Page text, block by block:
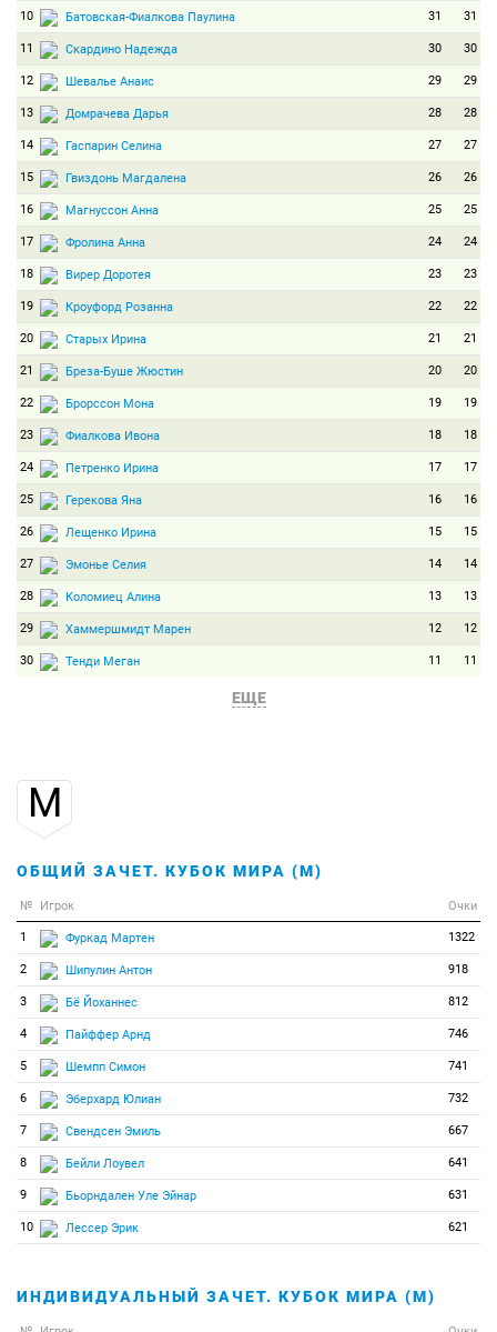
10 Батовская-Фиалкова Паулина 31 31
11 Скардино Надежда 30 30
12 Шевалье Анаис 29 29
13 Домрачева Дарья 28 28
14 Гаспарин Селина 27 27
15 Гвиздонь Магдалена 26 26
16 Магнуссон Анна 25 25
17 Фролина Анна 24 24
18 Вирер Доротея 23 23
19 Кроуфорд Розанна 22 22
20 Старых Ирина 21 21
21 Бреза-Буше Жюстин 20 20
22 Брорссон Мона 19 19
23 Фиалкова Ивона 18 18
24 Петренко Ирина 17 17
25 Герекова Яна 16 16
26 Лещенко Ирина 15 15
27 Эмонье Селия 14 14
28 Коломиец Алина 13 13
29 Хаммершмидт Марен 12 12
30 Тенди Меган 11 11
34
35 Татидзаки Фуюко
38 Меркушина Анастасия 3 3
39 Пускарчикова Ева 2 2
40 Рунгальдьер Алексия 1 1
41 Аввакумова Екатерина 0 0
42 Акимова Татьяна 0 0
43 Виткова Вероника 0 0
44 Виттоцци Лиза 0 0
45 Гаспарин Элиза 0 0
46 Збылют Кинга 0 0
47 Кистанова Анна 0 0
48 Климина Дарья 0 0
50 Ландер Эмма 0
ЕЩЕ
М
ОБЩИЙ ЗАЧЕТ. КУБОК МИРА (М)
№ Игрок Очки
1 Фуркад Мартен 1322
2 Шипулин Антон 918
3 Бё Йоханнес 812
4 Пайффер Арнд 746
5 Шемпп Симон 741
6 Эберхард Юлиан 732
7 Свендсен Эмиль 667
8 Бейли Лоувел 641
9 Бьорндален Уле Эйнар 631
10 Лессер Эрик 621
ИНДИВИДУАЛЬНЫЙ ЗАЧЕТ. КУБОК МИРА (М)